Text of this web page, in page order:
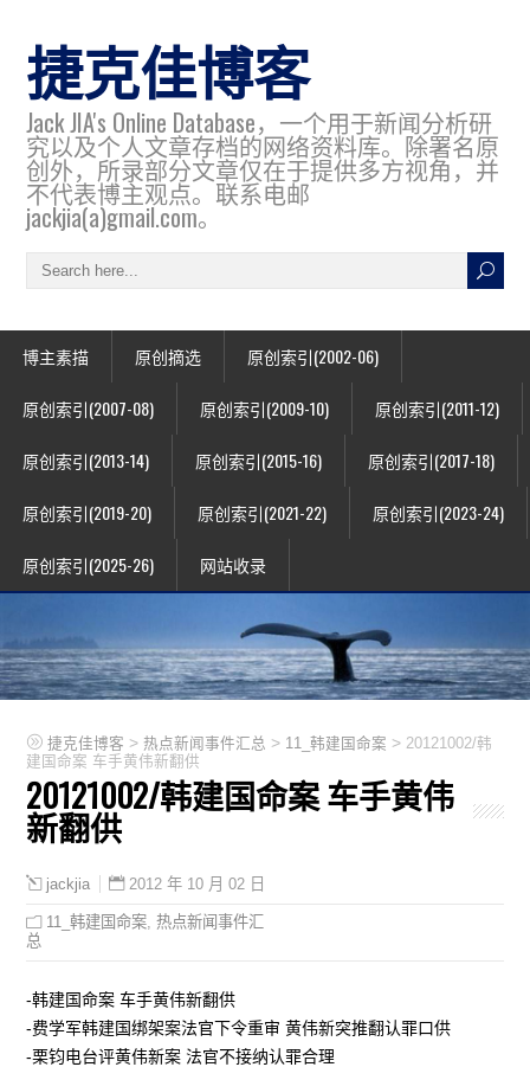
捷克佳博客
Jack JIA's Online Database，一个用于新闻分析研
究以及个人文章存档的网络资料库。除署名原
创外，所录部分文章仅在于提供多方视角，并
不代表博主观点。联系电邮
jackjia(a)gmail.com。
博主素描 原创摘选 原创索引(2002-06)
原创索引(2007-08) 原创索引(2009-10) 原创索引(2011-12)
原创索引(2013-14) 原创索引(2015-16) 原创索引(2017-18)
原创索引(2019-20) 原创索引(2021-22) 原创索引(2023-24)
原创索引(2025-26) 网站收录
捷克佳博客 > 热点新闻事件汇总 > 11_韩建国命案 > 20121002/韩
建国命案 车手黄伟新翻供
20121002/韩建国命案 车手黄伟
新翻供
jackjia 2012 年 10 月 02 日
11_韩建国命案 ,热点新闻事件汇
总
-韩建国命案 车手黄伟新翻供
-费学军韩建国绑架案法官下令重审 黄伟新突推翻认罪口供
-栗钧电台评黄伟新案 法官不接纳认罪合理